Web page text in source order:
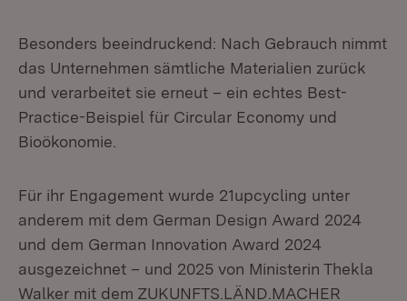
Besonders beeindruckend: Nach Gebrauch nimmt
das Unternehmen sämtliche Materialien zurück
und verarbeitet sie erneut – ein echtes Best-
Practice-Beispiel für Circular Economy und
Bioökonomie.
Für ihr Engagement wurde 21upcycling unter
anderem mit dem German Design Award 2024
und dem German Innovation Award 2024
ausgezeichnet – und 2025 von Ministerin Thekla
Walker mit dem ZUKUNFTS.LÄND.MACHER